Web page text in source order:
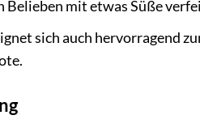
Belieben mit etwas Süße
sich auch hervorragend